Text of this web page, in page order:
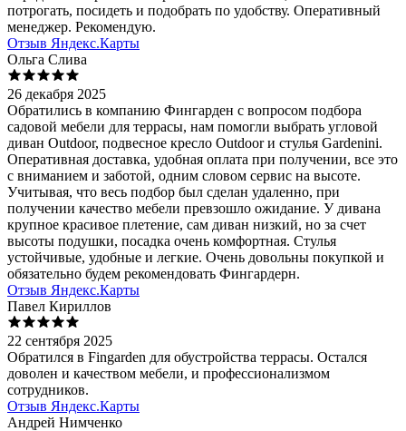
потрогать, посидеть и подобрать по удобству. Оперативный
менеджер. Рекомендую.
Отзыв Яндекс.Карты
Ольга Слива
26 декабря 2025
Обратились в компанию Фингарден с вопросом подбора
садовой мебели для террасы, нам помогли выбрать угловой
диван Outdoor, подвесное кресло Outdoor и стулья Gardenini.
Оперативная доставка, удобная оплата при получении, все это
с вниманием и заботой, одним словом сервис на высоте.
Учитывая, что весь подбор был сделан удаленно, при
получении качество мебели превзошло ожидание. У дивана
крупное красивое плетение, сам диван низкий, но за счет
высоты подушки, посадка очень комфортная. Стулья
устойчивые, удобные и легкие. Очень довольны покупкой и
обязательно будем рекомендовать Фингардерн.
Отзыв Яндекс.Карты
Павел Кириллов
22 сентября 2025
Обратился в Fingarden для обустройства террасы. Остался
доволен и качеством мебели, и профессионализмом
сотрудников.
Отзыв Яндекс.Карты
Андрей Нимченко